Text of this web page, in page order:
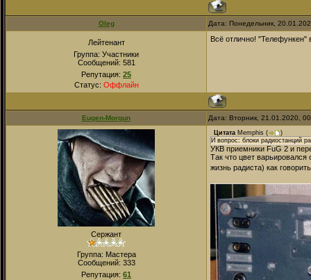
Oleg Дата: Понедельник,
Лейтенант
Группа: Участники
Сообщений: 581
Репутация: 25
Статус: Оффлайн
Всё отлично! "Телефункен"
Eugen-Morgun Дата: Вторник, 21.01.2020,
Сержант
Группа: Мастера
Сообщений: 333
Репутация: 61
Цитата Memphis (
)
И вопрос: блоки радиостанций
УКВ приемники FuG 2 и
Так что цвет
жизнь радиста) как